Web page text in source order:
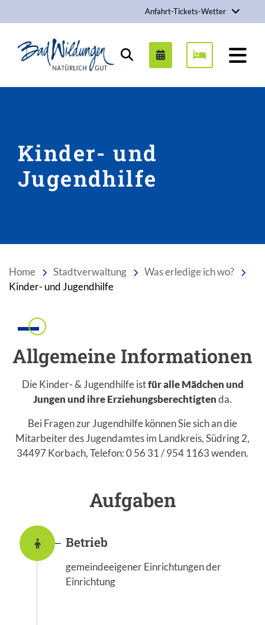
Anfahrt-Tickets-Wetter
Stadt Bad Wildungen
Suchen
Kinder- und
Jugendhilfe
Home Stadtverwaltung
Was erledige ich wo?
Kinder- und Jugendhilfe
Allgemeine Informationen
Die Kinder- & Jugendhilfe istfür alle Mädchen und
Jungen und ihre Erziehungsberechtigtenda.
Bei Fragen zur Jugendhilfe können Sie sich an die
Mitarbeiter des Jugendamtes im Landkreis, Südring 2,
34497 Korbach, Telefon: 0 56 31 / 954 1163 wenden.
Einleitung
Aufgaben
Betrieb
gemeindeeigener Einrichtungen der
Einrichtung